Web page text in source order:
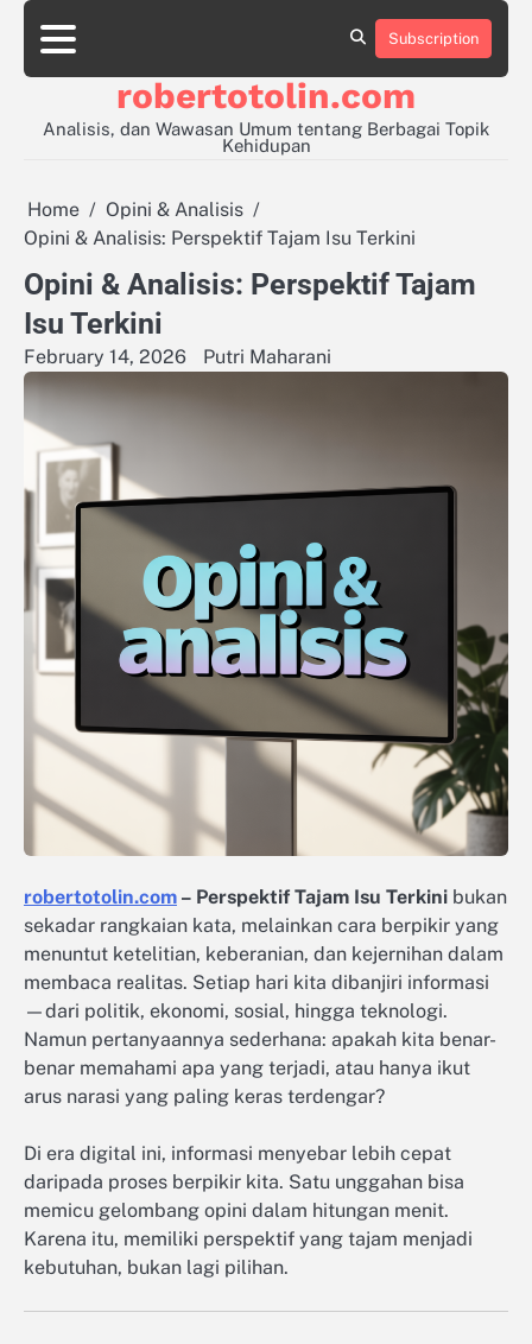
Skip
content
Sample
Subscription
robertotolin.com
Analisis, dan Wawasan Umum tentang Berbagai Topik
Kehidupan
Home
Opini & Analisis
Opini & Analisis: Perspektif Tajam Isu Terkini
Opini & Analisis: Perspektif Tajam
Isu Terkini
February 14, 2026 Putri Maharani
robertotolin.com – Perspektif Tajam Isu Terkini bukan
sekadar rangkaian kata, melainkan cara berpikir yang
menuntut ketelitian, keberanian, dan kejernihan dalam
membaca realitas. Setiap hari kita dibanjiri informasi
—dari politik, ekonomi, sosial, hingga teknologi.
Namun pertanyaannya sederhana: apakah kita benar-
benar memahami apa yang terjadi, atau hanya ikut
arus narasi yang paling keras terdengar?
Di era digital ini, informasi menyebar lebih cepat
daripada proses berpikir kita. Satu unggahan bisa
memicu gelombang opini dalam hitungan menit.
Karena itu, memiliki perspektif yang tajam menjadi
kebutuhan, bukan lagi pilihan.